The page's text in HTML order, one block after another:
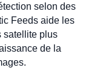
selon des
Feeds aide les
satellite plus
de la